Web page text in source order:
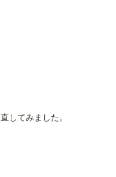
してみました。